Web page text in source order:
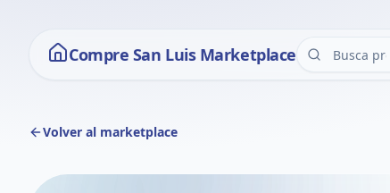
Compre San Luis Marketplace
Volver al marketplace